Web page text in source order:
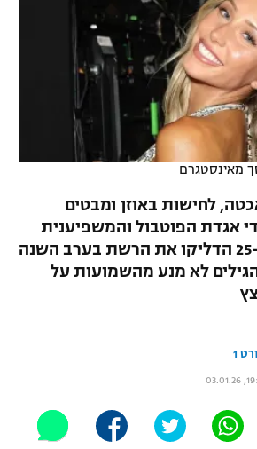
– פודקאסט
מאינסטגרם
לחישות באוזן ומבטים
אגדת הפוטבול והמשפיענית
אליקס ארל בת ה-25 הדליקו את הרשת בערב השנה
לא מנע מהשמועות על
1